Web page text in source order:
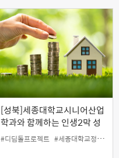
#일활동지원사업
[성북]세종대학교시니어산업
학과와 함께하는 인생2막 성
공 스토리 (부동산투자와 은퇴
자산)
#디딤돌프로젝트 #세종대학교정책대학원